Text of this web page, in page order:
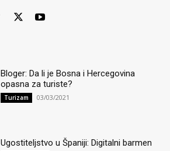
Bloger: Da li je Bosna i Hercegovina
opasna za turiste?
Turizam 03/03/2021
Ugostiteljstvo u Španiji: Digitalni barmen